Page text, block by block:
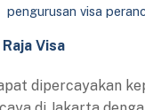
pengurusan visa
Raja Visa
dipercayakan